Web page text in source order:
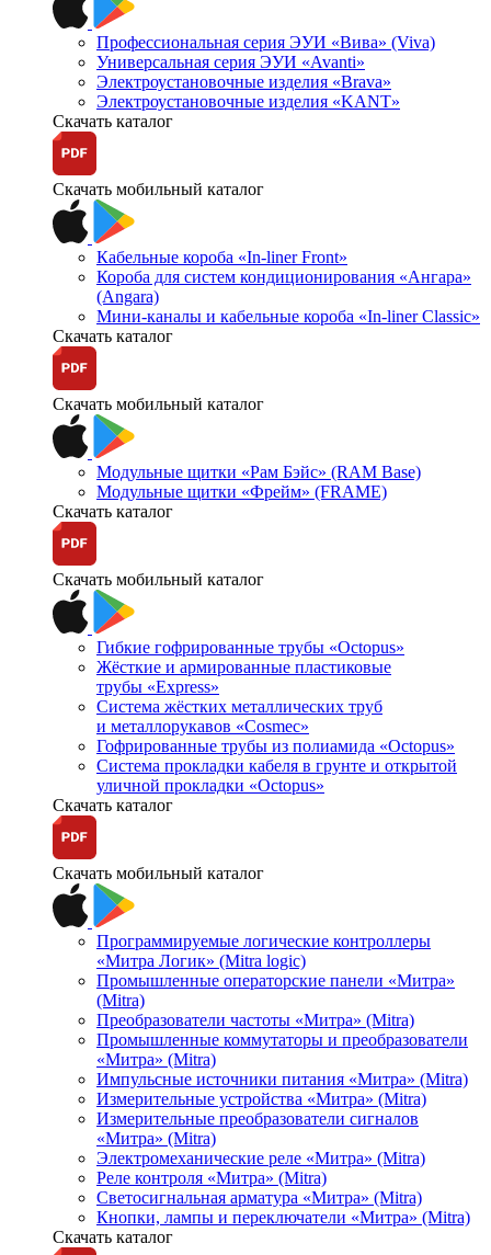
Профессиональная серия ЭУИ «Вива» (Viva)
Универсальная серия ЭУИ «Avanti»
Электроустановочные изделия «Brava»
Электроустановочные изделия «KANT»
Скачать каталог
Скачать мобильный каталог
Кабельные короба «In-liner Front»
Короба для систем кондиционирования «Ангара»
(Angara)
Мини-каналы и кабельные короба «In-liner Classic»
Скачать каталог
Скачать мобильный каталог
Модульные щитки «Рам Бэйс» (RAM Base)
Модульные щитки «Фрейм» (FRAME)
Скачать каталог
Скачать мобильный каталог
Гибкие гофрированные трубы «Octopus»
Жёсткие и армированные пластиковые
трубы «Express»
Система жёстких металлических труб
и металлорукавов «Cosmec»
Гофрированные трубы из полиамида «Octopus»
Система прокладки кабеля в грунте и открытой
уличной прокладки «Octopus»
Скачать каталог
Скачать мобильный каталог
Программируемые логические контроллеры
«Митра Логик» (Mitra logic)
Промышленные операторские панели «Митра»
(Mitra)
Преобразователи частоты «Митра» (Mitra)
Промышленные коммутаторы и преобразователи
«Митра» (Mitra)
Импульсные источники питания «Митра» (Mitra)
Измерительные устройства «Митра» (Mitra)
Измерительные преобразователи сигналов
«Митра» (Mitra)
Электромеханические реле «Митра» (Mitra)
Реле контроля «Митра» (Mitra)
Светосигнальная арматура «Митра» (Mitra)
Кнопки, лампы и переключатели «Митра» (Mitra)
Скачать каталог